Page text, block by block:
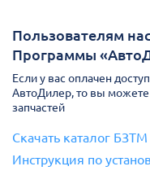
Пользователям
Программы
Если у вас оплачен
АвтоДилер, то вы можете
запчастей
Скачать каталог
Инструкция по